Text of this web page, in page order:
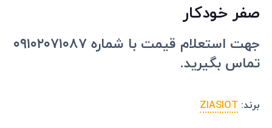
صفر خودکار
جهت استعلام قیمت با شماره ۰۹۱۰۲۰۷۱۰۸۷
تماس بگیرید.
برند: ZIASIOT